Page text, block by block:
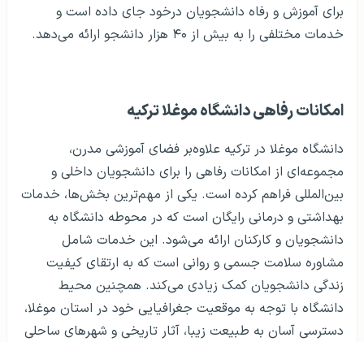
برای آموزش و رفاه دانشجویان درخود جای داده است و
خدمات مختلفی را به بیش از ۴۰ هزار دانشجو ارائه می‌دهد.
امکانات رفاهی دانشگاه موغلا ترکیه
دانشگاه موغلا در ترکیه علاوه‌بر فضای آموزشی مدرن،
مجموعه‌ای از امکانات رفاهی را برای دانشجویان داخلی و
بین‌المللی فراهم کرده است. یکی از مهم‌ترین بخش‌ها، خدمات
بهداشتی و درمانی رایگان است که در محوطه دانشگاه به
دانشجویان و کارکنان ارائه می‌شود. این خدمات شامل
مشاوره‌ سلامت جسمی و روانی است که به ارتقای کیفیت
زندگی دانشجویان کمک زیادی می‌کند. همچنین محیط
دانشگاه با توجه به موقعیت جغرافیایی خود در استان موغلا،
دسترسی آسان به طبیعت زیبا، آثار تاریخی و شهرهای ساحلی